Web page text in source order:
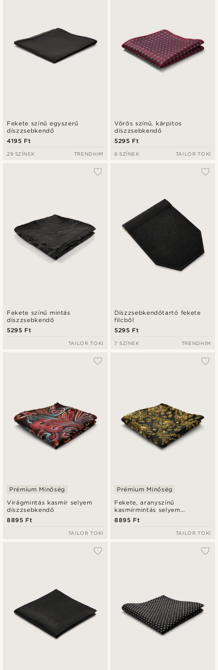
Fekete színű egyszerű
díszzsebkendő
4195 Ft
29 SZÍNEK TRENDHIM
Vörös színű, kárpitos
díszzsebkendő
5295 Ft
6 SZÍNEK TAILOR TOKI
Fekete színű mintás
díszzsebkendő
5295 Ft
TAILOR TOKI
Díszzsebkendőtartó fekete
filcből
5295 Ft
7 SZÍNEK TRENDHIM
Virágmintás kasmír selyem
díszzsebkendő
Prémium Minőség
8895 Ft
TAILOR TOKI
Fekete, aranyszínű
kasmírmintás selyem
díszzsebkendő
Prémium Minőség
8895 Ft
TAILOR TOKI